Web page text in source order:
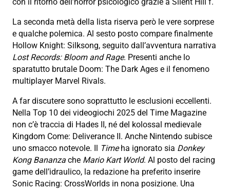
La seconda metà della lista riserva però le vere sorprese
e qualche polemica. Al sesto posto compare finalmente
Hollow Knight: Silksong, seguito dall’avventura narrativa
Lost Records: Bloom and Rage. Presenti anche lo
sparatutto brutale Doom: The Dark Ages e il fenomeno
multiplayer Marvel Rivals.
A far discutere sono soprattutto le esclusioni eccellenti.
Nella Top 10 dei videogiochi 2025 del Time Magazine
non c’è traccia di Hades II, né del kolossal medievale
Kingdom Come: Deliverance II. Anche Nintendo subisce
uno smacco notevole. Il Timeha ignorato sia Donkey
Kong Bananza che Mario Kart World. Al posto del racing
game dell’idraulico, la redazione ha preferito inserire
Sonic Racing: CrossWorlds in nona posizione. Una